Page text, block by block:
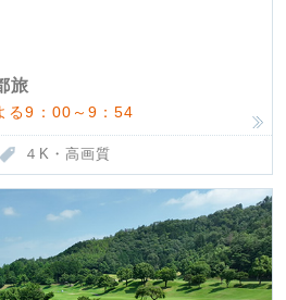
旅
る9：00～9：54
４K・高画質